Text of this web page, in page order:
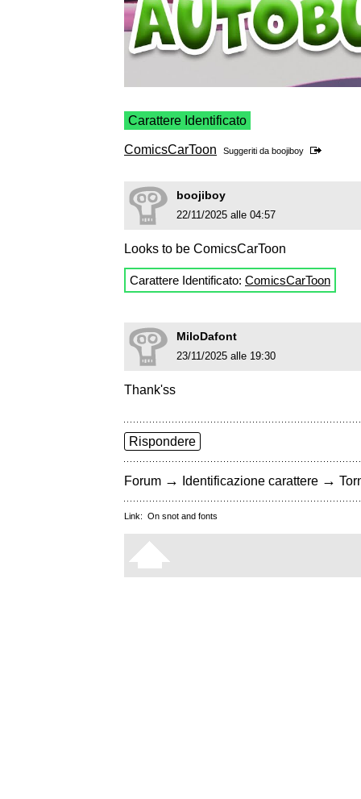
Carattere Identificato
ComicsCarToon Suggeriti da boojiboy
boojiboy
22/11/2025 alle 04:57
Looks to be ComicsCarToon
Carattere Identificato: ComicsCarToon
MiloDafont
23/11/2025 alle 19:30
Thank'ss
Rispondere
Forum → Identificazione carattere →
Link: On snot and fonts